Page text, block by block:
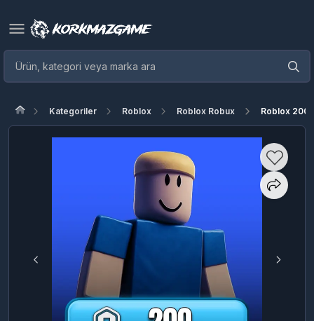
Kategoriler Roblox Roblox Robux Roblox 200